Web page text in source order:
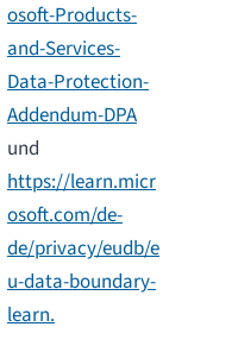
osoft-Products-
and-Services-
Data-Protection-
Addendum-DPA
und
https://learn.micr
osoft.com/de-
de/privacy/eudb/e
u-data-boundary-
learn.